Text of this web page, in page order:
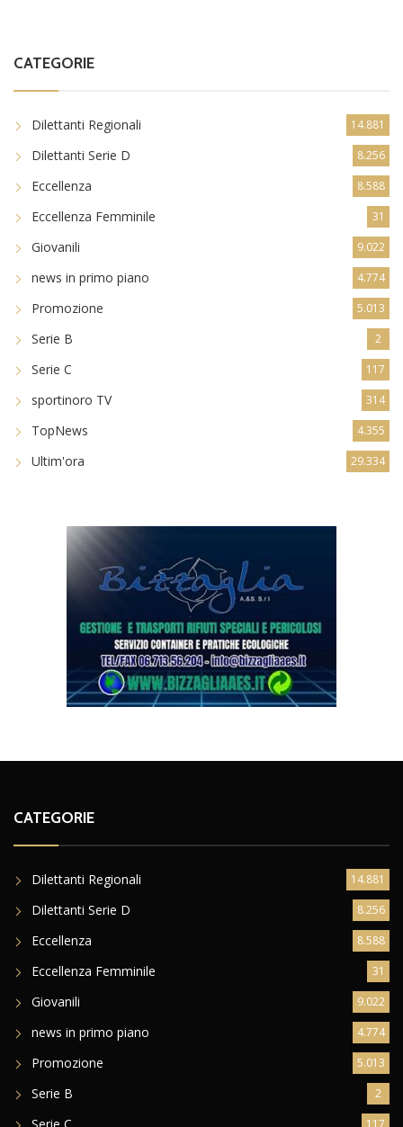
CATEGORIE
Dilettanti Regionali 14.881
Dilettanti Serie D 8.256
Eccellenza 8.588
Eccellenza Femminile 31
Giovanili 9.022
news in primo piano 4.774
Promozione 5.013
Serie B 2
Serie C 117
sportinoro TV 314
TopNews 4.355
Ultim'ora 29.334
CATEGORIE
Dilettanti Regionali 14.881
Dilettanti Serie D 8.256
Eccellenza 8.588
Eccellenza Femminile 31
Giovanili 9.022
news in primo piano 4.774
Promozione 5.013
Serie B 2
Serie C 117